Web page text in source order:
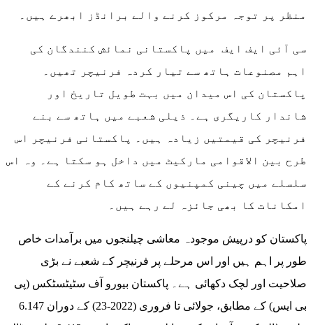
منظر پر توجہ مرکوز کرنے والے برانڈز ابھرے ہیں۔
اہم مصنوعات ہاتھ سے تیار کردہ فرنیچر تھیں۔
پاکستان کی اس میدان میں بہت طویل تاریخ اور
شاندار کاریگری ہے۔ ذیلی شعبے میں ہاتھ سے بنے
فرنیچر کی قیمتیں زیادہ ہیں۔ پاکستانی فرنیچر اس
طرح بین الاقوامی مارکیٹ میں داخل ہو سکتا ہے۔ وہ اس
سلسلے میں چینی کمپنیوں کے ساتھ کام کرنے کے
امکانات کا بھی جائزہ لے رہے ہیں۔
پاکستان کو درپیش موجودہ معاشی چیلنجوں میں برآمدات خاص
طور پر اہم ہیں اور اس مرحلے پر فرنیچر کے شعبے نے بڑی
صلاحیت اور لچک دکھائی ہے۔ پاکستان بیورو آف سٹیٹسٹکس (پی
بی ایس) کے مطابق، جولائی تا فروری (2022-23) کے دوران 6.147